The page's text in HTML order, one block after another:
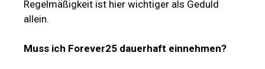
Regelmäßigkeit ist hier wichtiger als Geduld
allein.
Muss ich Forever25 dauerhaft einnehmen?